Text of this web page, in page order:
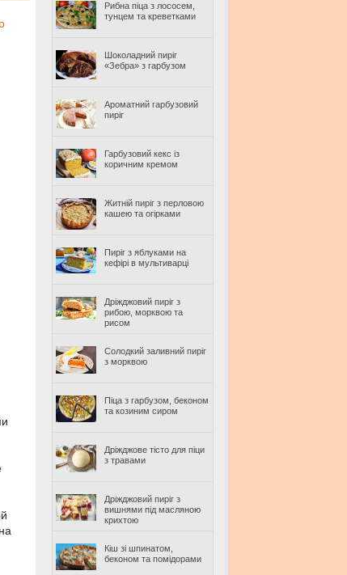
Рибна піца з лососем,
тунцем та креветками
Шоколадний пиріг
«Зебра» з гарбузом
Ароматний гарбузовий
пиріг
Гарбузовий кекс із
коричним кремом
Житній пиріг з перловою
кашею та огірками
Пиріг з яблуками на
кефірі в мультиварці
Дріжджовий пиріг з
рибою, морквою та
рисом
Солодкий заливний пиріг
з морквою
Піца з гарбузом, беконом
та козиним сиром
Дріжджове тісто для піци
з травами
Дріжджовий пиріг з
вишнями під масляною
крихтою
Кіш зі шпинатом,
беконом та помідорами